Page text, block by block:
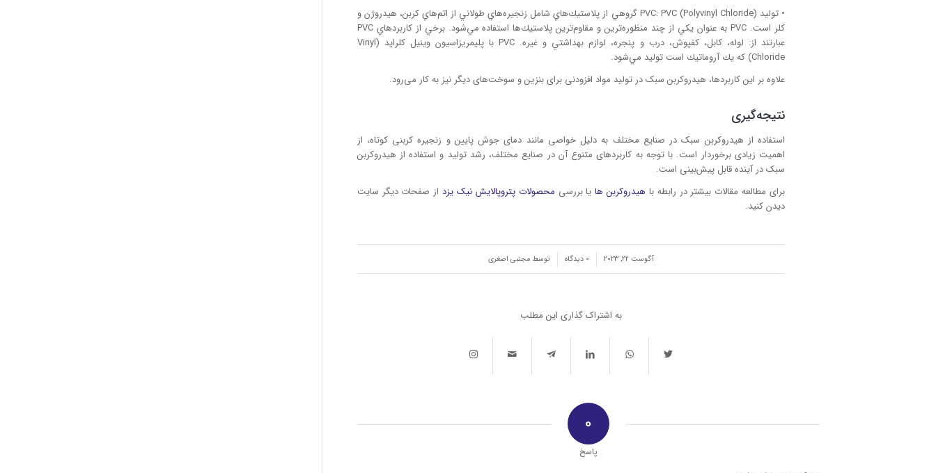
• تولید PVC: PVC (Polyvinyl Chloride) گروهي از پلاستيك‌هاي شامل زنجيره‌هاي طولاني از اتم‌هاي كربن، هيدروژن و
كلر است. PVC به عنوان يكي از چند منظوره‌ترين و مقاوم‌ترين پلاستيك‌ها استفاده مي‌شود. برخي از كاربردهاي PVC
عبارتند از: لوله، كابل، كفپوش، درب و پنجره، لوازم بهداشتي و غيره. PVC با پليمريزاسيون وينيل كلرايد (Vinyl
Chloride) كه يك آروماتيك است توليد مي‌شود.
علاوه بر این کاربردها، هیدروکربن سبک در تولید مواد افزودنی برای بنزین و سوخت‌های دیگر نیز به کار می‌رود.
نتیجه‌گیری
استفاده از هیدروکربن سبک در صنایع مختلف به دلیل خواصی مانند دمای جوش پایین و زنجیره کربنی کوتاه، از
اهمیت زیادی برخوردار است. با توجه به کاربردهای متنوع آن در صنایع مختلف، رشد تولید و استفاده از هیدروکربن
سبک در آینده قابل پیش‌بینی است.
برای مطالعه مقالات بیشتر در رابطه با هیدروکربن‌ هایا بررسی محصولات پتروپالایش نیک یزداز صفحات دیگر سایت
دیدن کنید.
آگوست 22, 2023
/ 0 دیدگاه‌ توسطمجتبی اصغری
به اشتراک گذاری این مطلب
0
پاسخ